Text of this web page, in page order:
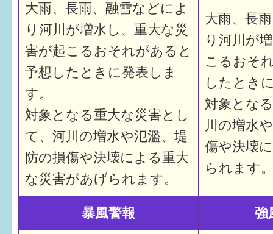
大雨、長雨、融雪などによ
り河川が増水し、重大な災
害が起こるおそれがあると
予想したときに発表しま
す。
対象となる重大な災害とし
て、河川の増水や氾濫、堤
防の損傷や決壊による重大
な災害があげられます。
大雨、長
り河川が
こるおそ
したとき
対象とな
川の増水
傷や決壊
られます
暴風警報 強